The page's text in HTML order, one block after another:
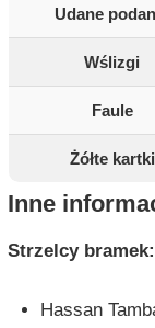
Udane
Wślizgi
Faule
Żółte kartki
Inne
Strzelcy bramek:
Hassan